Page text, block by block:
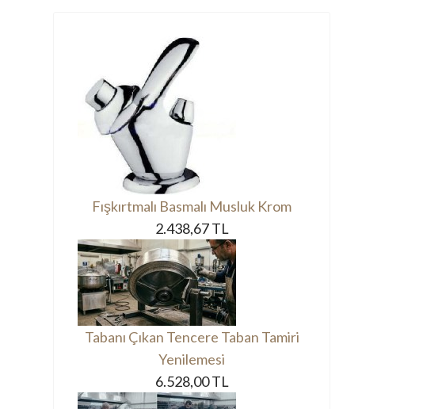
Fışkırtmalı Basmalı Musluk Krom
2.438,67 TL
Tabanı Çıkan Tencere Taban Tamiri
Yenilemesi
6.528,00 TL